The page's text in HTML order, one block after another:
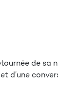
de sa
d’une